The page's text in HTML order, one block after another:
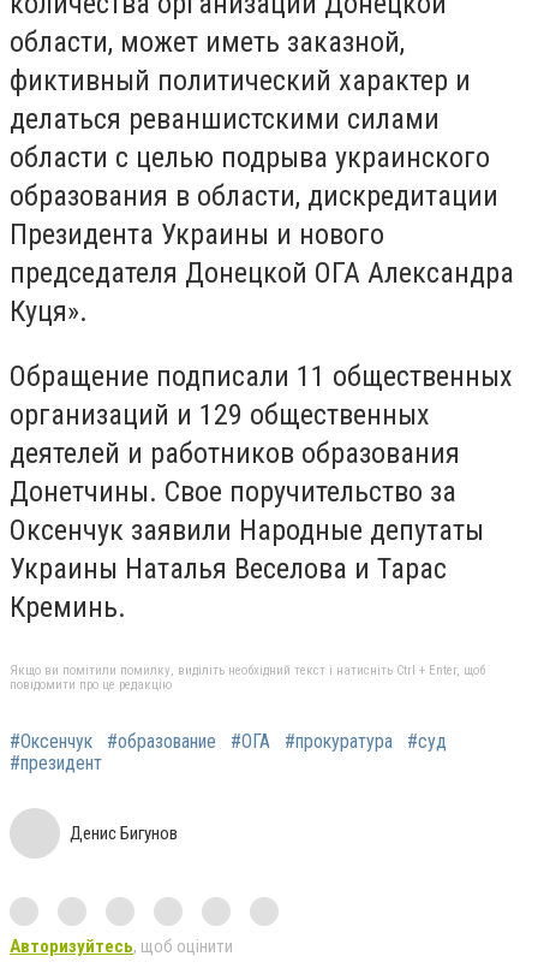
области, может иметь заказной,
фиктивный политический характер и
делаться реваншистскими силами
области с целью подрыва украинского
образования в области, дискредитации
Президента Украины и нового
председателя Донецкой ОГА Александра
Куця».
Обращение подписали 11 общественных
организаций и 129 общественных
деятелей и работников образования
Донетчины. Свое поручительство за
Оксенчук заявили Народные депутаты
Украины Наталья Веселова и Тарас
Креминь.
Якщо ви помітили помилку, виділіть необхідний текст і натисніть Ctrl + Enter, щоб
повідомити про це редакцію
#Оксенчук #образование #ОГА #прокуратура
#суд
#президент
Денис Бигунов
Авторизуйтесь, щоб оцінити